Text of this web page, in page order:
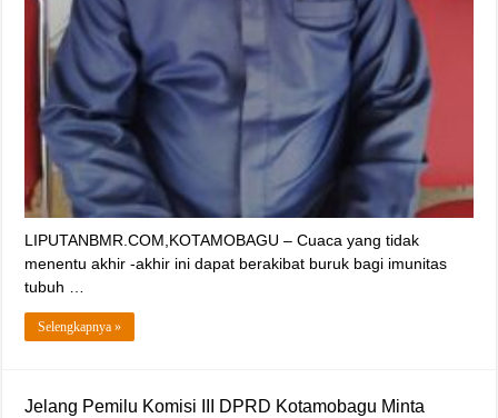
LIPUTANBMR.COM,KOTAMOBAGU – Cuaca yang tidak
menentu akhir -akhir ini dapat berakibat buruk bagi imunitas
tubuh …
Selengkapnya »
Jelang Pemilu Komisi III DPRD Kotamobagu Minta